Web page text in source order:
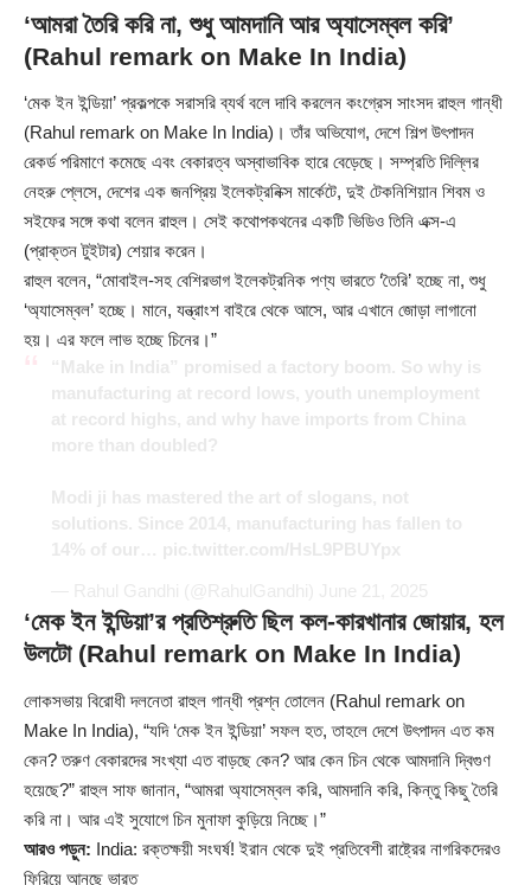
‘আমরা তৈরি করি না, শুধু আমদানি আর অ্যাসেম্বল করি’
(Rahul remark on Make In India)
‘মেক ইন ইন্ডিয়া’ প্রকল্পকে সরাসরি ব্যর্থ বলে দাবি করলেন কংগ্রেস সাংসদ রাহুল গান্ধী
(Rahul remark on Make In India)। তাঁর অভিযোগ, দেশে শিল্প উৎপাদন
রেকর্ড পরিমাণে কমেছে এবং বেকারত্ব অস্বাভাবিক হারে বেড়েছে। সম্প্রতি দিল্লির
নেহরু প্লেসে, দেশের এক জনপ্রিয় ইলেকট্রনিক্স মার্কেটে, দুই টেকনিশিয়ান শিবম ও
সইফের সঙ্গে কথা বলেন রাহুল। সেই কথোপকথনের একটি ভিডিও তিনি এক্স-এ
(প্রাক্তন টুইটার) শেয়ার করেন।
রাহুল বলেন, “মোবাইল-সহ বেশিরভাগ ইলেকট্রনিক পণ্য ভারতে ‘তৈরি’ হচ্ছে না, শুধু
‘অ্যাসেম্বল’ হচ্ছে। মানে, যন্ত্রাংশ বাইরে থেকে আসে, আর এখানে জোড়া লাগানো
হয়। এর ফলে লাভ হচ্ছে চিনের।”
‘মেক ইন ইন্ডিয়া’র প্রতিশ্রুতি ছিল কল-কারখানার জোয়ার, হল
উলটো (Rahul remark on Make In India)
লোকসভায় বিরোধী দলনেতা রাহুল গান্ধী প্রশ্ন তোলেন (Rahul remark on
Make In India), “যদি ‘মেক ইন ইন্ডিয়া’ সফল হত, তাহলে দেশে উৎপাদন এত কম
কেন? তরুণ বেকারদের সংখ্যা এত বাড়ছে কেন? আর কেন চিন থেকে আমদানি দ্বিগুণ
হয়েছে?” রাহুল সাফ জানান, “আমরা অ্যাসেম্বল করি, আমদানি করি, কিন্তু কিছু তৈরি
করি না। আর এই সুযোগে চিন মুনাফা কুড়িয়ে নিচ্ছে।”
আরও পড়ুন: India: রক্তক্ষয়ী সংঘর্ষ! ইরান থেকে দুই প্রতিবেশী রাষ্ট্রের নাগরিকদেরও
ফিরিয়ে আনছে ভারত